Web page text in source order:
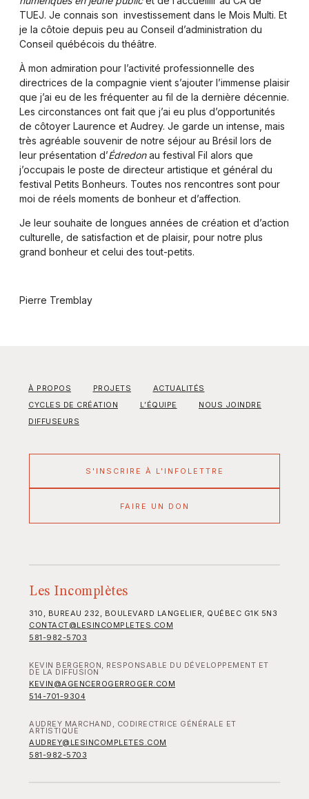
TUEJ. Je connais son investissement dans le Mois Multi. Et
je la côtoie depuis peu au Conseil d’administration du
Conseil québécois du théâtre.
À mon admiration pour l’activité professionnelle des
directrices de la compagnie vient s’ajouter l’immense plaisir
que j’ai eu de les fréquenter au fil de la dernière décennie.
Les circonstances ont fait que j’ai eu plus d’opportunités
de côtoyer Laurence et Audrey. Je garde un intense, mais
très agréable souvenir de notre séjour au Brésil lors de
leur présentation d’Édredonau festival Fil alors que
j’occupais le poste de directeur artistique et général du
festival Petits Bonheurs. Toutes nos rencontres sont pour
moi de réels moments de bonheur et d’affection.
Je leur souhaite de longues années de création et d’action
culturelle, de satisfaction et de plaisir, pour notre plus
grand bonheur et celui des tout-petits.
Pierre Tremblay
À PROPOS PROJETS
ACTUALITÉS
CYCLES DE CRÉATION
L’ÉQUIPE
NOUS JOINDRE
DIFFUSEURS
S'INSCRIRE À L'INFOLETTRE
FAIRE UN DON
Les Incomplètes
310, BUREAU 232, BOULEVARD LANGELIER, QUÉBEC G1K 5N3
CONTACT@LESINCOMPLETES.COM
581-982-5703
KEVIN BERGERON, RESPONSABLE DU DÉVELOPPEMENT ET
DE LA DIFFUSION
KEVIN@AGENCEROGERROGER.COM
514-701-9304
AUDREY MARCHAND, CODIRECTRICE GÉNÉRALE ET
ARTISTIQUE
AUDREY@LESINCOMPLETES.COM
581-982-5703